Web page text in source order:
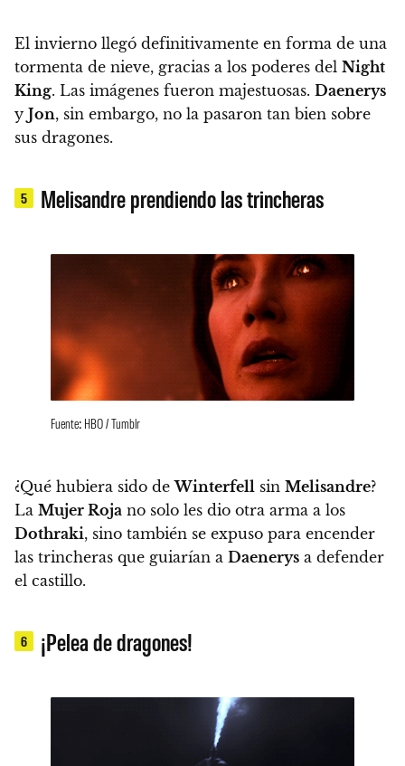
El invierno llegó definitivamente en forma de una
tormenta de nieve, gracias a los poderes del Night
King. Las imágenes fueron majestuosas. Daenerys
y Jon, sin embargo, no la pasaron tan bien sobre
sus dragones.
5 Melisandre prendiendo las trincheras
Fuente: HBO / Tumblr
¿Qué hubiera sido deWinterfell sin Melisandre?
La Mujer Roja no solo les dio otra arma a los
Dothraki, sino también se expuso para encender
las trincheras que guiarían a Daenerys a defender
el castillo.
6 ¡Pelea de dragones!